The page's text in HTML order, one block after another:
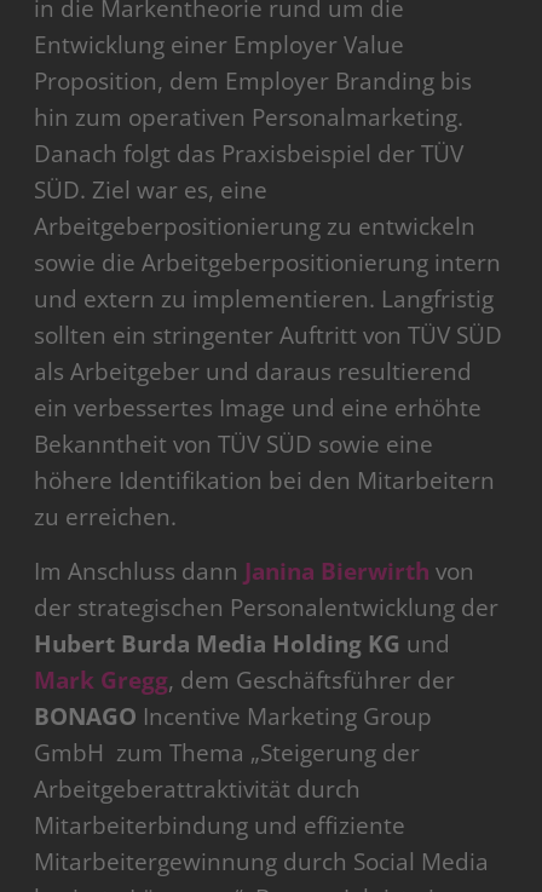
in die Markentheorie rund um die
Entwicklung einer Employer Value
Proposition, dem Employer Branding bis
hin zum operativen Personalmarketing.
Danach folgt das Praxisbeispiel der TÜV
SÜD. Ziel war es, eine
Arbeitgeberpositionierung zu entwickeln
sowie die Arbeitgeberpositionierung intern
und extern zu implementieren. Langfristig
sollten ein stringenter Auftritt von TÜV SÜD
als Arbeitgeber und daraus resultierend
ein verbessertes Image und eine erhöhte
Bekanntheit von TÜV SÜD sowie eine
höhere Identifikation bei den Mitarbeitern
zu erreichen.
Im Anschluss dann Janina Bierwirth von
der strategischen Personalentwicklung der
Hubert Burda Media Holding KG und
Mark Gregg, dem Geschäftsführer der
BONAGO Incentive Marketing Group
GmbH zum Thema „Steigerung der
Arbeitgeberattraktivität durch
Mitarbeiterbindung und effiziente
Mitarbeitergewinnung durch Social Media